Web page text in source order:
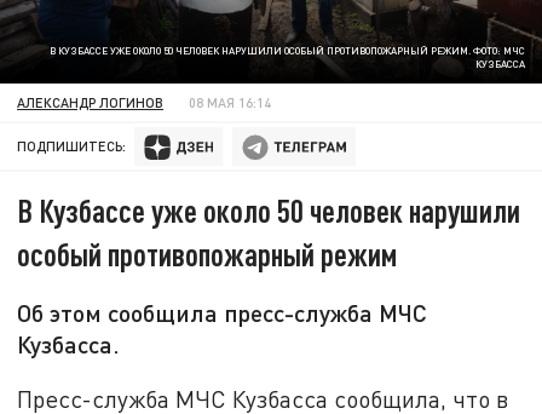
В КУЗБАССЕ УЖЕ ОКОЛО 50 ЧЕЛОВЕК НАРУШИЛИ ОСОБЫЙ ПРОТИВОПОЖАРНЫЙ РЕЖИМ. ФОТО: МЧС
КУЗБАССА
АЛЕКСАНДР ЛОГИНОВ 08 МАЯ 16:14
ПОДПИШИТЕСЬ:
В Кузбассе уже около 50 человек нарушили
особый противопожарный режим
Об этом сообщила пресс-служба МЧС
Кузбасса.
Пресс-служба МЧС Кузбасса сообщила, что в